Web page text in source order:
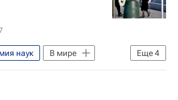
Еще4
наук
В мире
(префектура)